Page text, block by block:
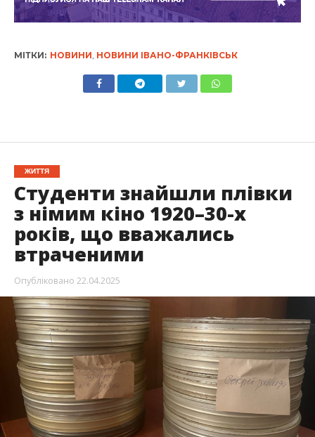
МІТКИ: НОВИНИ НОВИНИ ІВАНО-ФРАНКІВСЬК
ЖИТТЯ
Студенти знайшли плівки
з німим кіно 1920–30-х
років, що вважались
втраченими
Опубліковано 22.04.2025